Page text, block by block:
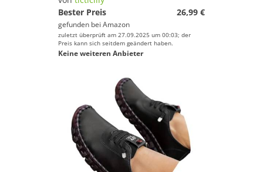
Bester Preis
26,99 €
gefunden bei Amazon
zuletzt überprüft am 27.09.2025 um 00:03; der
Preis kann sich seitdem geändert haben.
Keine weiteren Anbieter